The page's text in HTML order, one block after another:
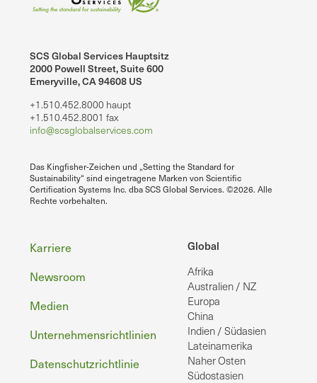
SCS Global Services Hauptsitz
2000 Powell Street, Suite 600
Emeryville, CA 94608 US
+1.510.452.8000 haupt
+1.510.452.8001 fax
info@scsglobalservices.com
Das Kingfisher-Zeichen und „Setting the Standard for
Sustainability“ sind eingetragene Marken von Scientific
Certification Systems Inc. dba SCS Global Services. ©2026. Alle
Rechte vorbehalten.
Global
Afrika
Australien / NZ
Europa
China
Indien / Südasien
Lateinamerika
Naher Osten
Südostasien
Fußzeile
Karriere
Newsroom
Medien
Unternehmensrichtlinien
Datenschutzrichtlinie